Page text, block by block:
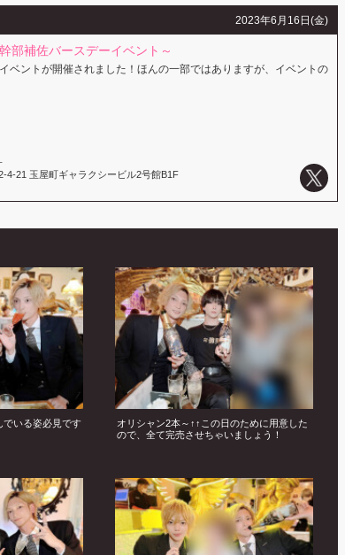
2023年6月16日(金)
部補佐バースデーイベント～
ベントが開催されました！ほんの一部ではありますが、イベントの
4-21 玉屋町ギャラクシービル2号館B1F
でいる姿必見です
オリシャン2本～↑↑この日のために用意した
ので、全て完売させちゃいましょう！